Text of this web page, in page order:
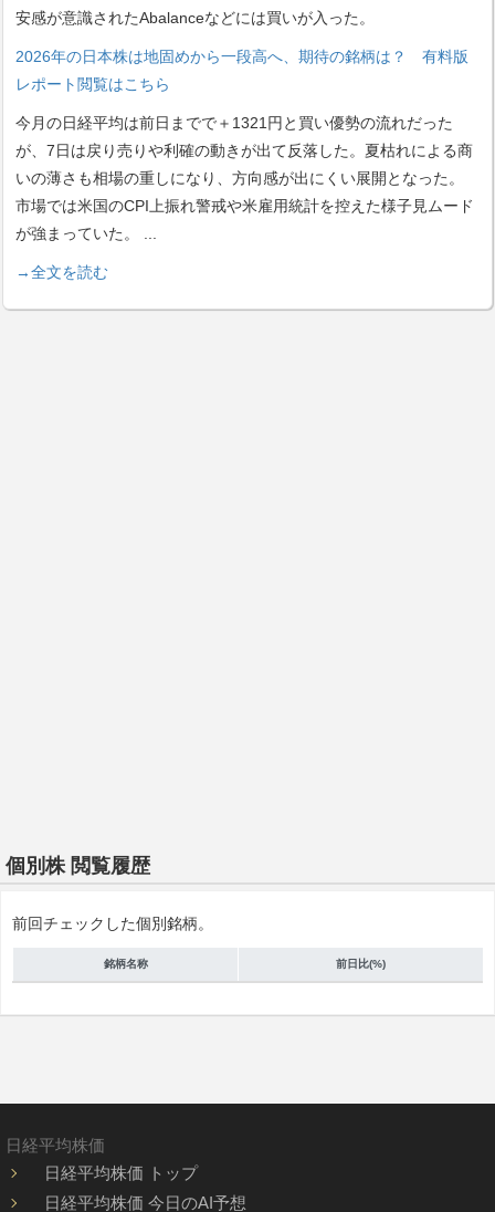
安感が意識されたAbalanceなどには買いが入った。
2026年の日本株は地固めから一段高へ、期待の銘柄は？ 有料版
レポート閲覧はこちら
今月の日経平均は前日までで＋1321円と買い優勢の流れだった
が、7日は戻り売りや利確の動きが出て反落した。夏枯れによる商
いの薄さも相場の重しになり、方向感が出にくい展開となった。
市場では米国のCPI上振れ警戒や米雇用統計を控えた様子見ムード
が強まっていた。
→全文を読む
個別株 閲覧履歴
前回チェックした個別銘柄。
銘柄名称 前日比(%)
日経平均株価
日経平均株価 トップ
日経平均株価 今日のAI予想